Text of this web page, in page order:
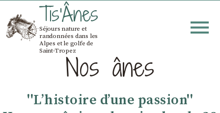
Tis'Ânes
Séjours nature et
randonnées dans les
Alpes et le golfe de
Saint-TropezNos ânes
''Lʼhistoire dʼune passion''